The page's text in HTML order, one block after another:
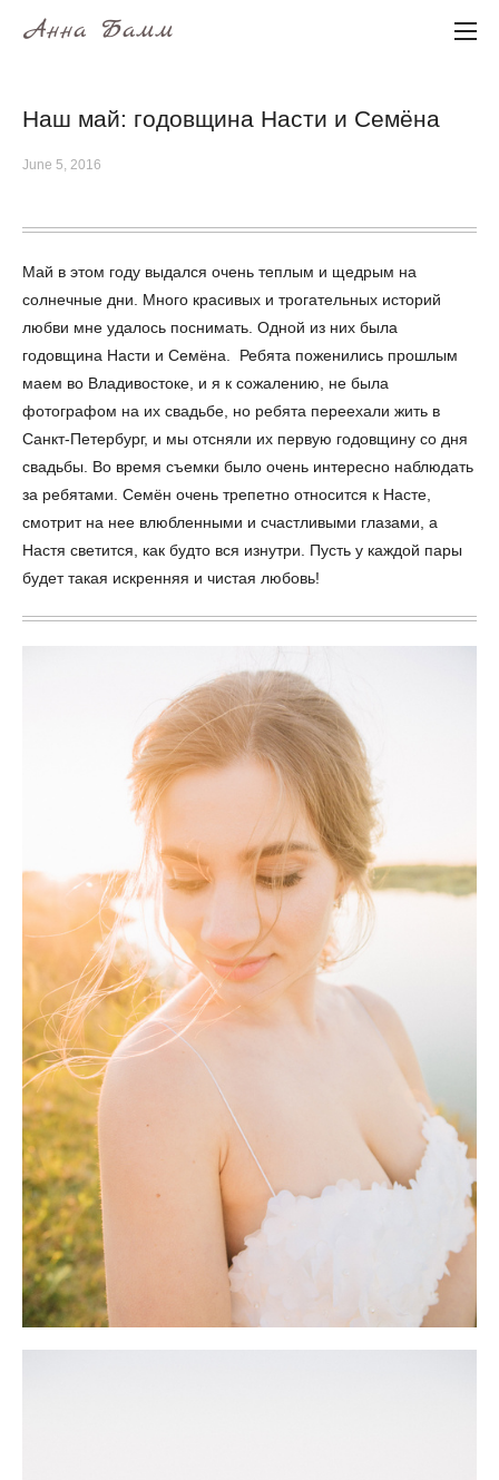
Анна Бамм
June 5, 2016
Наш май: годовщина Насти и Семёна
Май в этом году выдался очень теплым и щедрым на
солнечные дни. Много красивых и трогательных историй
любви мне удалось поснимать. Одной из них была
годовщина Насти и Семёна. Ребята поженились прошлым
маем во Владивостоке, и я к сожалению, не была
фотографом на их свадьбе, но ребята переехали жить в
Санкт-Петербург, и мы отсняли их первую годовщину со дня
свадьбы. Во время съемки было очень интересно наблюдать
за ребятами. Семён очень трепетно относится к Насте,
смотрит на нее влюбленными и счастливыми глазами, а
Настя светится, как будто вся изнутри. Пусть у каждой пары
будет такая искренняя и чистая любовь!